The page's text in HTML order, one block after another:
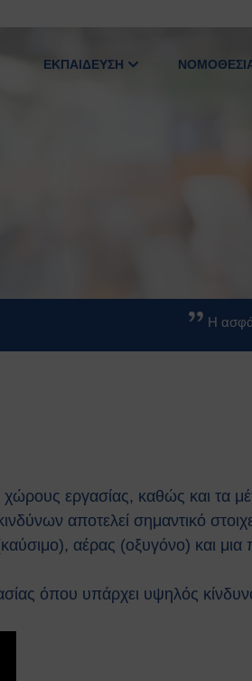
ΕΚΠΑΙΔΕΥΣΗ
Η
εργασίας, καθώς και τα
αποτελεί σημαντικό
αέρας (οξυγόνο) και
όπου υπάρχει υψηλός